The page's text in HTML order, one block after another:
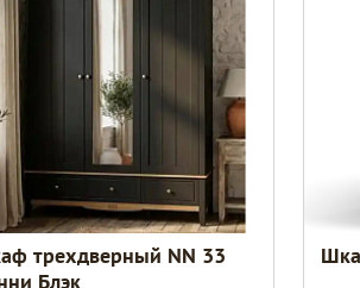
трехдверный NN 33
Блэк